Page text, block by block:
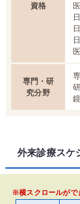
資格
医
専門・研
究分野
鏡
外来診療スケ
※横スクロールがで